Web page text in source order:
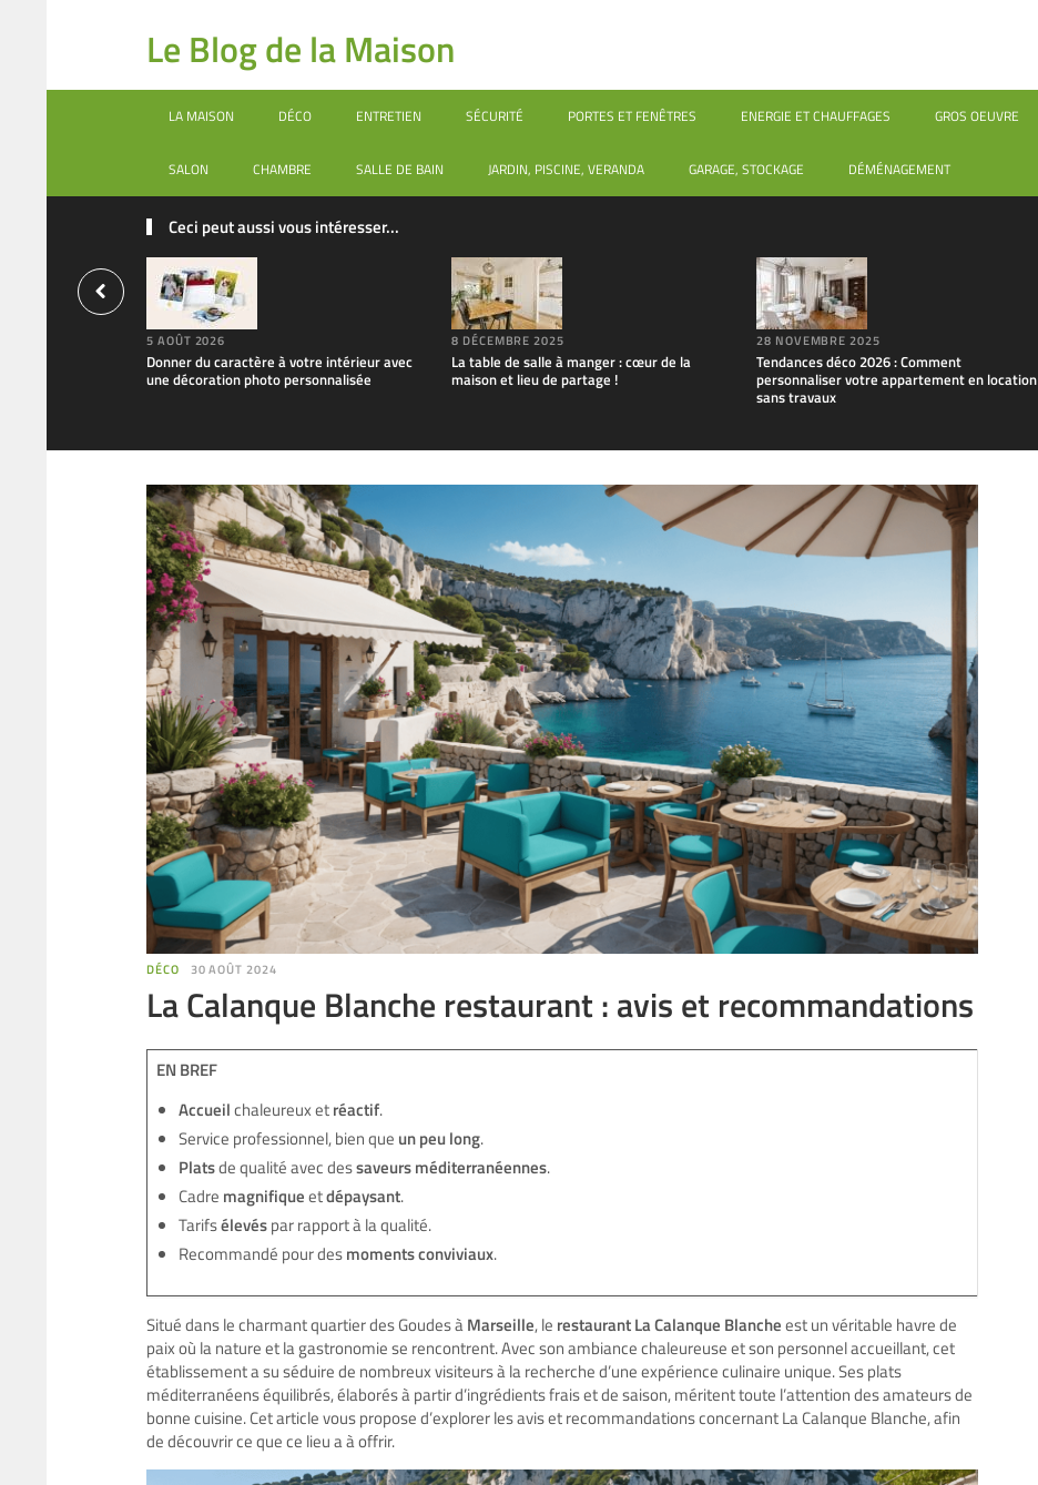
Le Blog de la Maison
LA MAISON DÉCO ENTRETIEN SÉCURITÉ PORTES ET FENÊTRES ENERGIE ET CHAUFFAGES GROS OEUVRE
SALON CHAMBRE SALLE DE BAIN JARDIN, PISCINE, VERANDA GARAGE, STOCKAGE DÉMÉNAGEMENT
Ceci peut aussi vous intéresser...
5 AOÛT 2026
Donner du caractère à votre intérieur avec
une décoration photo personnalisée
8 DÉCEMBRE 2025
La table de salle à manger : cœur de la
maison et lieu de partage !
28 NOVEMBRE 2025
Tendances déco 2026 : Comment
personnaliser votre appartement en location
sans travaux
DÉCO 30 AOÛT 2024
La Calanque Blanche restaurant : avis et recommandations
EN BREF
Accueilchaleureux etréactif.
Service professionnel, bien que un peu long.
Platsde qualité avec dessaveurs méditerranéennes.
Cadre magnifiqueetdépaysant.
Tarifsélevéspar rapport à la qualité.
Recommandé pour desmoments conviviaux.
Situé dans le charmant quartier des Goudes àMarseille, le restaurant La Calanque Blancheest un véritable havre de
paix où la nature et la gastronomie se rencontrent. Avec son ambiance chaleureuse et son personnel accueillant, cet
établissement a su séduire de nombreux visiteurs à la recherche d’une expérience culinaire unique. Ses plats
méditerranéens équilibrés, élaborés à partir d’ingrédients frais et de saison, méritent toute l’attention des amateurs de
bonne cuisine. Cet article vous propose d’explorer les avis et recommandations concernant La Calanque Blanche, afin
de découvrir ce que ce lieu a à offrir.